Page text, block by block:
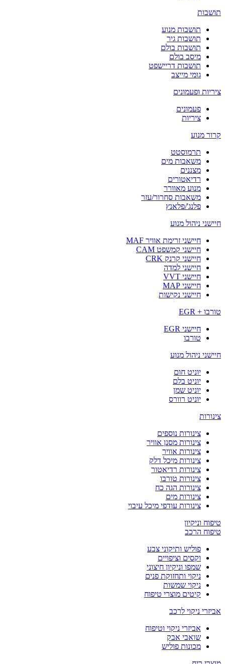
תושבות
תושבות מנוע
תושבות גיר
תושבות בולם
מיסב בולם
תושבות דריישפט
גומי מייצב
ציריות ופעמונים
פעמונים
ציריות
קרור מנוע
תרמוסטט
משאבות מים
מצננים
רדיאטורים
מנוע מאוורר
משאבות סחרור/עזר
פלנג'/פלאנץ
חיישני ניהול מנוע
חיישני זרימת אוויר MAF
חיישני קמשפט CAM
חיישני קרנק CRK
חיישני למדה
חיישני VVT
חיישני MAP
חיישני נקישות
טורבו + EGR
חיישני EGR
טורבו
חיישני ניהול מנוע
יוניט חום
יוניט בלם
יוניט שמן
יוניט רוורס
צינורות
צינורות נוספים
צינורות מסנן אוויר
צינורות אוויר
צינורות מיכל דלק
צינורות רדיאטור
צינורות טורבו
צינורות הגה כח
צינורות מים
צינורות עודפי מיכל עיבוי
טיפוח וניקיון
טיפוח הרכב
פוליש ותיקוני צבע
וקסים וציפויים
שמפו וניקיון חיצוני
ניקוי ותחזוקת פנים
ניקוי שמשות
קיטים מוצרי טיפוח
אביזרי ניקוי לרכב
אביזרי ניקוי וטיפוח
שואבי אבק
מכונות פוליש